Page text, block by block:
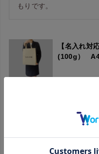
もりです。
【名入れ
(100g） A4
てもきれいでした。また
たいです。ありがとうご